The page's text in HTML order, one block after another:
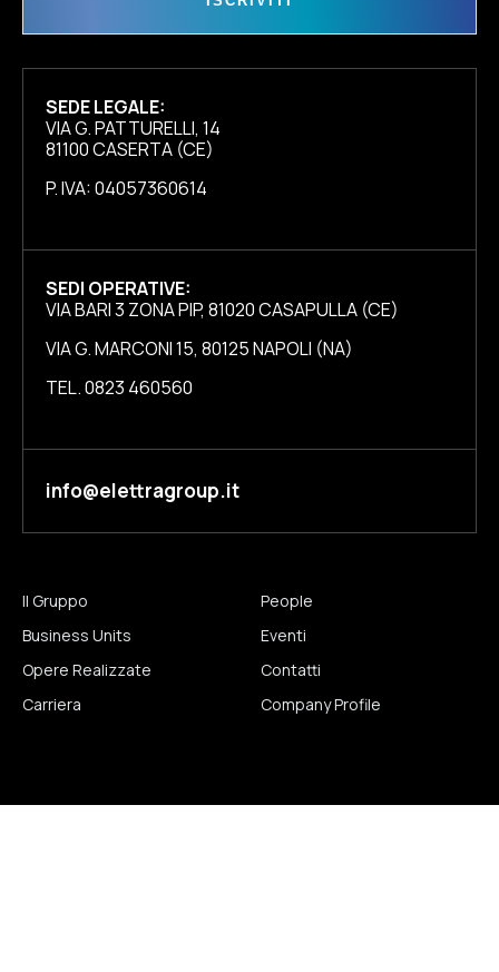
SEDE LEGALE:
VIA G. PATTURELLI, 14
81100 CASERTA (CE)
P. IVA: 04057360614
SEDI OPERATIVE:
VIA BARI 3 ZONA PIP, 81020 CASAPULLA (CE)
VIA G. MARCONI 15, 80125 NAPOLI (NA)
TEL. 0823 460560
info@elettragroup.it
Il Gruppo
Business Units
Opere Realizzate
Carriera
People
Eventi
Contatti
Company Profile